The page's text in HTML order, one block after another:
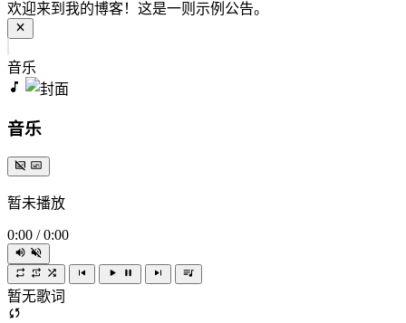
欢迎来到我的博客！这是一则示例公告。
音乐
音乐
暂未播放
0:00 / 0:00
暂无歌词